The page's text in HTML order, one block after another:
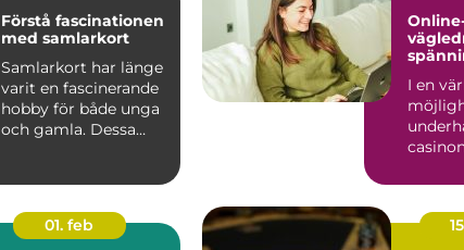
Förstå fascinationen
med samlarkort
Samlarkort har länge
varit en fascinerande
hobby för både unga
och gamla. Dessa
I en
01. feb